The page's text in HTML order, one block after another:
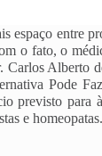
espaço entre
o fato, o
Alberto
Pode
previsto para
e